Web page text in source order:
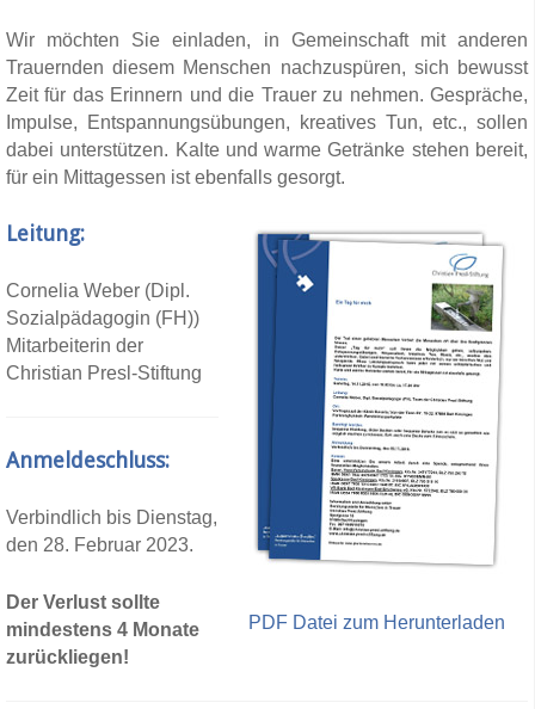
Wir möchten Sie einladen, in Gemeinschaft mit anderen
Trauernden diesem Menschen nachzuspüren, sich bewusst
Zeit für das Erinnern und die Trauer zu nehmen. Gespräche,
Impulse, Entspannungsübungen, kreatives Tun, etc., sollen
dabei unterstützen. Kalte und warme Getränke stehen bereit,
für ein Mittagessen ist ebenfalls gesorgt.
PDF Datei zum Herunterladen
Leitung:
Cornelia Weber (Dipl.
Sozialpädagogin (FH))
Mitarbeiterin der
Christian Presl-Stiftung
Anmeldeschluss:
Verbindlich bis Dienstag,
den 28. Februar 2023.
Der Verlust sollte
mindestens 4 Monate
zurückliegen!